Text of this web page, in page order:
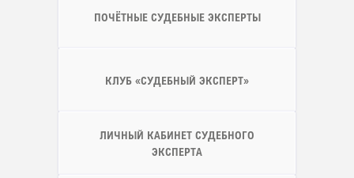
ПОЧЁТНЫЕ СУДЕБНЫЕ ЭКСПЕРТЫ
КЛУБ «СУДЕБНЫЙ ЭКСПЕРТ»
ЛИЧНЫЙ КАБИНЕТ СУДЕБНОГО
ЭКСПЕРТА